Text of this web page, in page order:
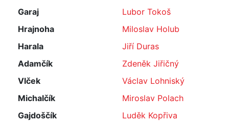
Garaj
Lubor Tokoš
Hrajnoha
Miloslav Holub
Harala
Jiří Duras
Adamčík
Zdeněk Jiřičný
Vlček
Václav Lohniský
Michalčík
Miroslav Polach
Gajdoščík
Luděk Kopřiva